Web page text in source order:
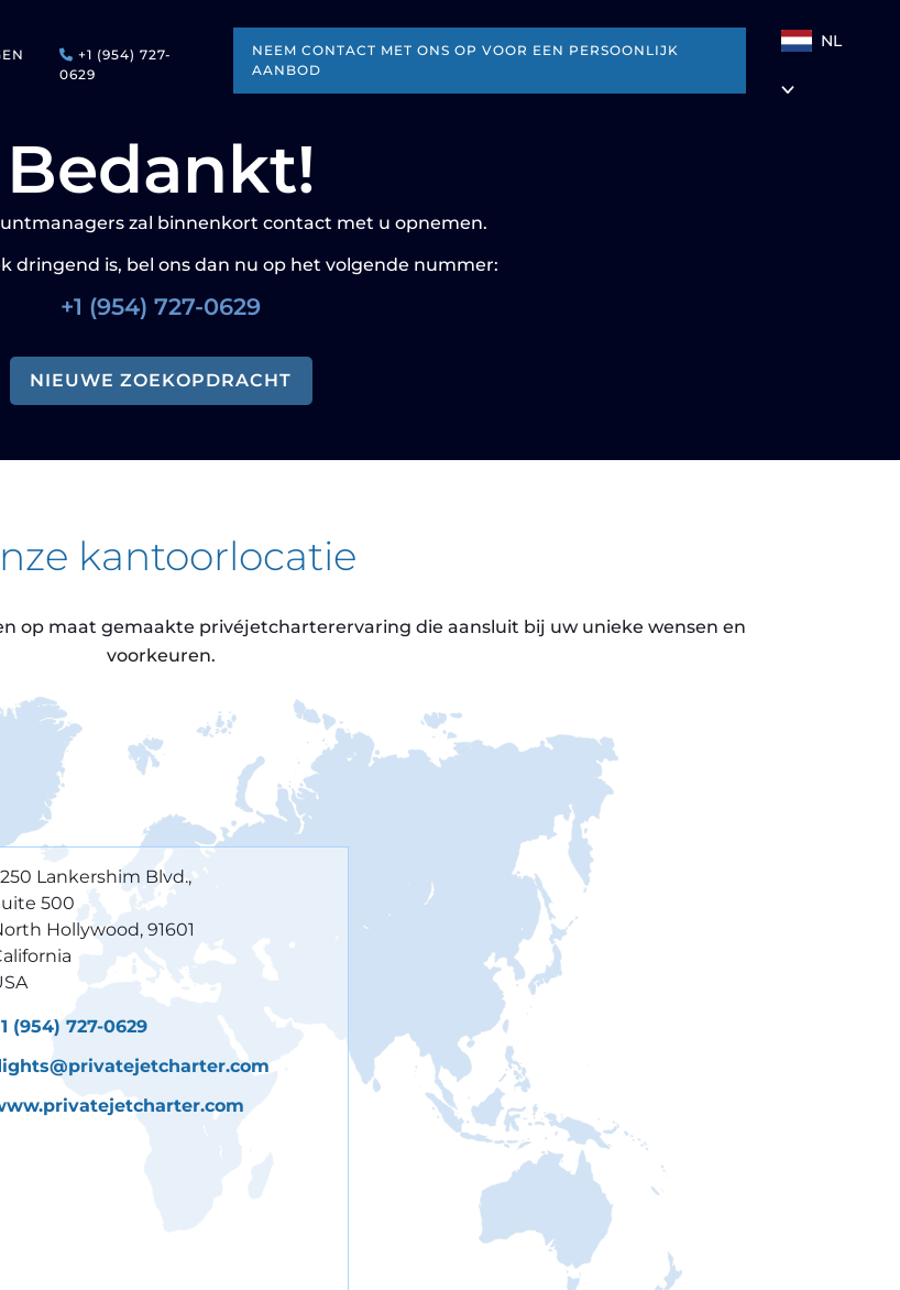
+1 (954) 727-
0629
NEEM CONTACT MET ONS OP VOOR EEN PERSOONLIJK
AANBOD
NL
Bedankt!
zal binnenkort contact met u opnemen.
dringend is, bel ons dan nu op het volgende nummer:
+1 (954) 727-0629
NIEUWE ZOEKOPDRACHT
kantoorlocatie
op maat gemaakte privéjetcharterervaring die aansluit bij uw unieke wensen en
voorkeuren.
Lankershim Blvd.,
500
Hollywood, 91601
(954) 727-0629